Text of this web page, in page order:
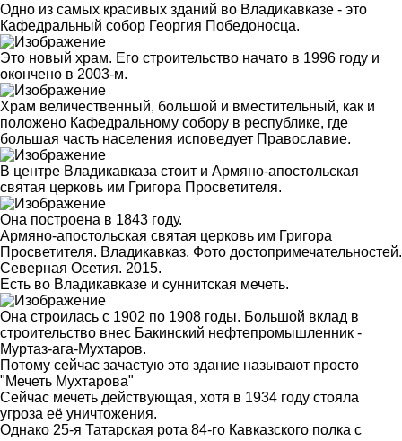
Одно из самых красивых зданий во Владикавказе - это
Кафедральный собор Георгия Победоносца.
Это новый храм. Его строительство начато в 1996 году и
окончено в 2003-м.
Храм величественный, большой и вместительный, как и
положено Кафедральному собору в республике, где
большая часть населения исповедует Православие.
В центре Владикавказа стоит и Армяно-апостольская
святая церковь им Григора Просветителя.
Она построена в 1843 году.
Армяно-апостольская святая церковь им Григора
Просветителя. Владикавказ. Фото достопримечательностей.
Северная Осетия. 2015.
Есть во Владикавказе и суннитская мечеть.
Она строилась с 1902 по 1908 годы. Большой вклад в
строительство внес Бакинский нефтепромышленник -
Муртаз-ага-Мухтаров.
Потому сейчас зачастую это здание называют просто
"Мечеть Мухтарова"
Сейчас мечеть действующая, хотя в 1934 году стояла
угроза её уничтожения.
Однако 25-я Татарская рота 84-го Кавказского полка с